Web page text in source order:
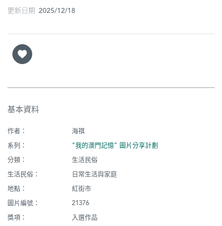
閣
堂
街
市
更新日期 2025/12/18
基本資料
作者：
海祺
系列：
“我的澳門記憶” 圖片分享計劃
分類：
生活民俗
生活民俗：
日常生活與家庭
地點：
紅街市
圖片編號：
21376
獎項：
入選作品